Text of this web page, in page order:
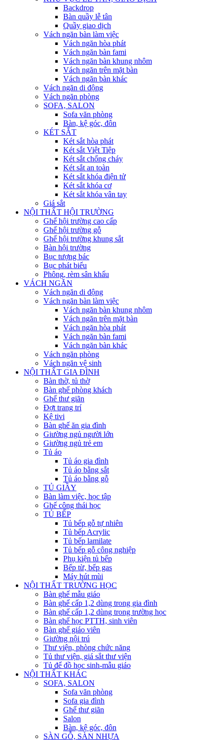
Backdrop
Bàn quầy lễ tân
Quầy giao dịch
Vách ngăn bàn làm việc
Vách ngăn hòa phát
Vách ngăn bàn fami
Vách ngăn bàn khung nhôm
Vách ngăn trên mặt bàn
Vách ngăn bàn khác
Vách ngăn di động
Vách ngăn phòng
SOFA, SALON
Sofa văn phòng
Bàn, kệ góc, đôn
KÉT SẮT
Két sắt hòa phát
Két sắt Việt Tiệp
Két sắt chống cháy
Két sắt an toàn
Két sắt khóa điện tử
Két sắt khóa cơ
Két sắt khóa vân tay
Giá sắt
NỘI THẤT HỘI TRƯỜNG
Ghế hội trường cao cấp
Ghế hội trường gỗ
Ghế hội trường khung sắt
Bàn hội trường
Bục tượng bác
Bục phát biểu
Phông, rèm sân khấu
VÁCH NGĂN
Vách ngăn di động
Vách ngăn bàn làm việc
Vách ngăn bàn khung nhôm
Vách ngăn trên mặt bàn
Vách ngăn hòa phát
Vách ngăn bàn fami
Vách ngăn bàn khác
Vách ngăn phòng
Vách ngăn vệ sinh
NỘI THẤT GIA ĐÌNH
Bàn thờ, tủ thờ
Bàn ghế phòng khách
Ghế thư giãn
Đợt trang trí
Kệ tivi
Bàn ghế ăn gia đình
Giường ngủ người lớn
Giường ngủ trẻ em
Tủ áo
Tủ áo gia đình
Tủ áo bằng sắt
Tủ áo bằng gỗ
TỦ GIẦY
Bàn làm việc, học tập
Ghế công thái học
TỦ BẾP
Tủ bếp gỗ tự nhiên
Tủ bếp Acrylic
Tủ bếp lamilate
Tủ bếp gỗ công nghiệp
Phụ kiện tủ bếp
Bếp từ, bếp gas
Máy hút mùi
NỘI THẤT TRƯỜNG HỌC
Bàn ghế mẫu giáo
Bàn ghế cấp 1,2 dùng trong gia đình
Bàn ghế cấp 1,2 dùng trong trường học
Bàn ghế học PTTH, sinh viên
Bàn ghế giáo viên
Giường nội trú
Thư viện, phòng chức năng
Tủ thư viện, giá sắt thư viện
Tủ để đồ học sinh-mẫu giáo
NỘI THẤT KHÁC
SOFA, SALON
Sofa văn phòng
Sofa gia đình
Ghế thư giãn
Salon
Bàn, kệ góc, đôn
SÀN GỖ, SÀN NHỰA